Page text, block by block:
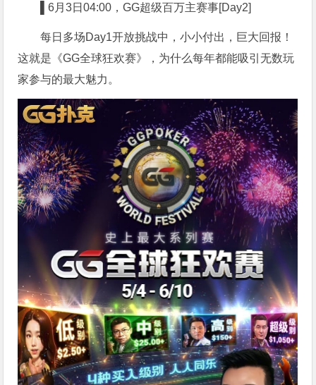
▌6月3日04:00，GG超级百万主赛事[Day2]
每日多场Day1开放挑战中，小小付出，巨大回报！
这就是《GG全球狂欢赛》，为什么每年都能吸引无数玩
家参与的最大魅力。